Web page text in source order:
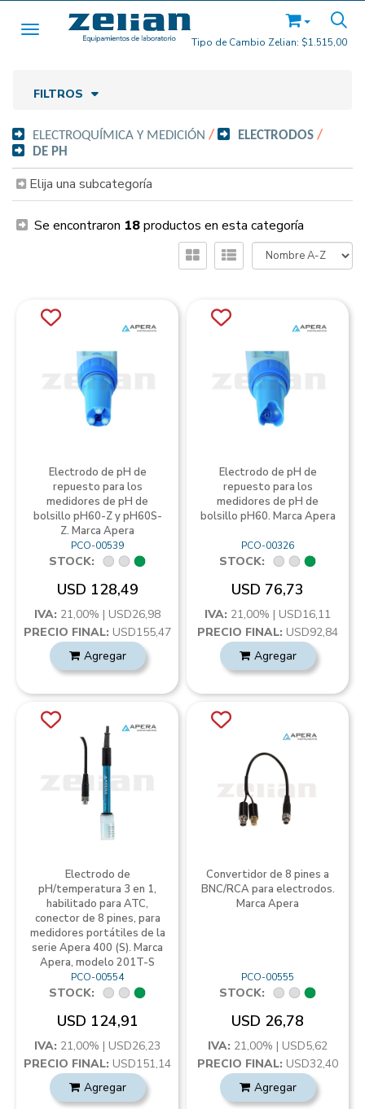
Tipo de Cambio Zelian: $1.515,00
Toggle navigation
FILTROS
ELECTROQUÍMICA Y MEDICIÓN / ELECTRODOS /
DE PH
Elija una subcategoría
Se encontraron 18productos en esta categoría
Electrodo de pH de
repuesto para los
medidores de pH de
bolsillo pH60-Z y pH60S-
Z. Marca Apera
PCO-00539
STOCK:
USD 128,49
IVA: 21,00% | USD26,98
PRECIO FINAL: USD155,47
Agregar
Electrodo de pH de
repuesto para los
medidores de pH de
bolsillo pH60. Marca Apera
PCO-00326
STOCK:
USD 76,73
IVA: 21,00% | USD16,11
PRECIO FINAL: USD92,84
Agregar
Electrodo de
pH/temperatura 3 en 1,
habilitado para ATC,
conector de 8 pines, para
medidores portátiles de la
serie Apera 400 (S). Marca
Apera, modelo 201T-S
PCO-00554
STOCK:
USD 124,91
IVA: 21,00% | USD26,23
PRECIO FINAL: USD151,14
Agregar
Convertidor de 8 pines a
BNC/RCA para electrodos.
Marca Apera
PCO-00555
STOCK:
USD 26,78
IVA: 21,00% | USD5,62
PRECIO FINAL: USD32,40
Agregar